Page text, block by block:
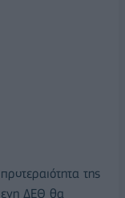
της
ΔΕΘ θα